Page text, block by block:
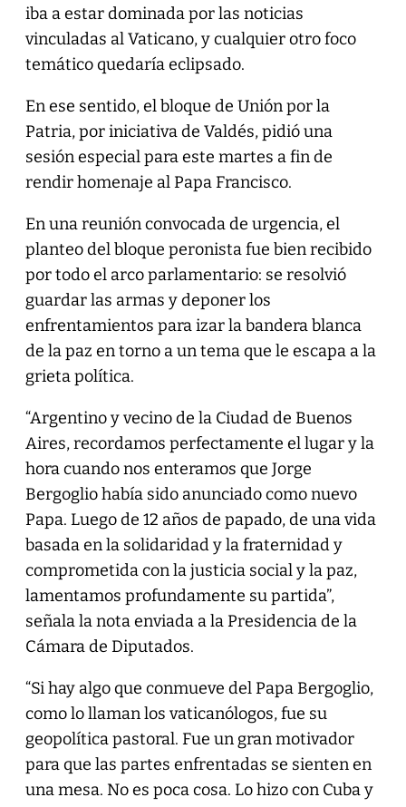
iba a estar dominada por las noticias
vinculadas al Vaticano, y cualquier otro foco
temático quedaría eclipsado.
En ese sentido, el bloque de Unión por la
Patria, por iniciativa de Valdés, pidió una
sesión especial para este martes a fin de
rendir homenaje al Papa Francisco.
En una reunión convocada de urgencia, el
planteo del bloque peronista fue bien recibido
por todo el arco parlamentario: se resolvió
guardar las armas y deponer los
enfrentamientos para izar la bandera blanca
de la paz en torno a un tema que le escapa a la
grieta política.
“Argentino y vecino de la Ciudad de Buenos
Aires, recordamos perfectamente el lugar y la
hora cuando nos enteramos que Jorge
Bergoglio había sido anunciado como nuevo
Papa. Luego de 12 años de papado, de una vida
basada en la solidaridad y la fraternidad y
comprometida con la justicia social y la paz,
lamentamos profundamente su partida”,
señala la nota enviada a la Presidencia de la
Cámara de Diputados.
“Si hay algo que conmueve del Papa Bergoglio,
como lo llaman los vaticanólogos, fue su
geopolítica pastoral. Fue un gran motivador
para que las partes enfrentadas se sienten en
una mesa. No es poca cosa. Lo hizo con Cuba y